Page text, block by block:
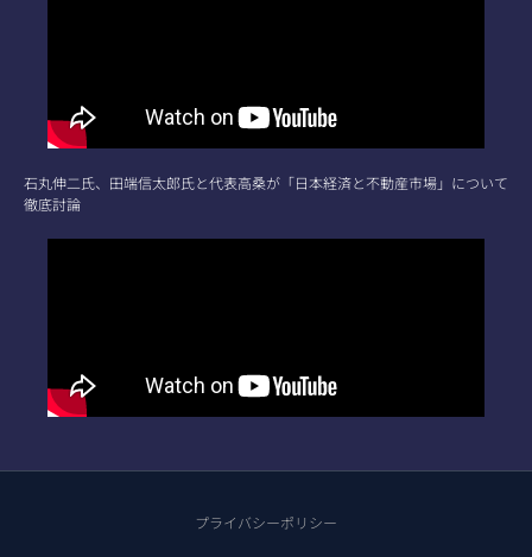
石丸伸二氏、田端信太郎氏と代表高桑が「日本経済と不動産市場」について
徹底討論
プライバシーポリシー